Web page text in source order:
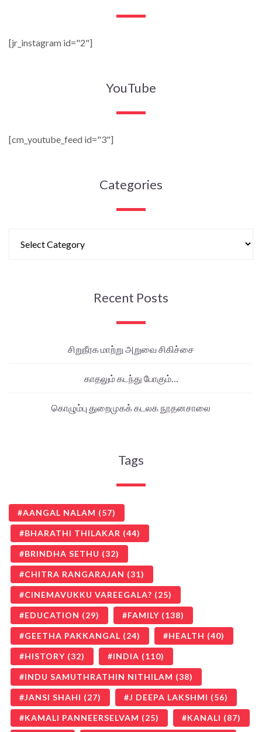
[jr_instagram id="2"]
YouTube
[cm_youtube_feed id="3"]
Categories
Recent Posts
சிறுநீரக மாற்று அறுவை சிகிச்சை
காதலும் கடந்து போகும்…
கொழும்பு துறைமுகக் கடலக நூதனசாலை
Tags
AANGAL NALAM (57)
BHARATHI THILAKAR (44)
BRINDHA SETHU (32)
CHITRA RANGARAJAN (31)
CINEMAVUKKU VAREEGALA? (25)
EDUCATION (29) FAMILY (138)
GEETHA PAKKANGAL (24) HEALTH (40)
HISTORY (32) INDIA (110)
INDU SAMUTHRATHIN NITHILAM (38)
JANSI SHAHI (27) J DEEPA LAKSHMI (56)
KAMALI PANNEERSELVAM (25) KANALI (87)